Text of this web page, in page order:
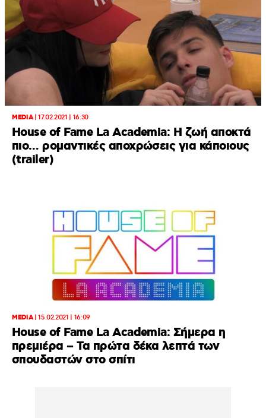
MEDIA|17.02.2021 | 16:30
House of Fame La Academia: Η ζωή αποκτά
πιο… ρομαντικές αποχρώσεις για κάποιους
(trailer)
MEDIA|15.02.2021 | 16:09
House of Fame La Academia: Σήμερα η
πρεμιέρα – Τα πρώτα δέκα λεπτά των
σπουδαστών στο σπίτι